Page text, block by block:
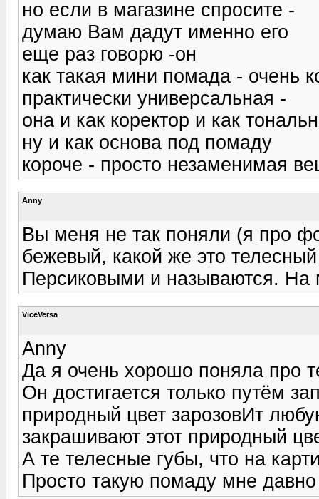
но если в магазине спросите -
думаю Вам дадут именно его
еще раз говорю -он
как такая мини помада - очень
практически универсальная -
она и как коректор и как
ну и как основа под помаду
короче - просто незаменимая
Anny
Вы меня не так поняли (я про
бежевый, какой же это
Персиковыми и называются. На
ViceVersa
Anny
Да я очень хорошо поняла про
Он достигается только путём
природный цвет зарозовИт
закрашивают этот природный
А те телесные губы, что на
Просто такую помаду мне